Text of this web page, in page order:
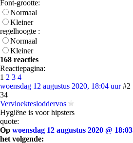
Font-grootte:
Normaal
Kleiner
regelhoogte :
Normaal
Kleiner
168 reacties
Reactiepagina:
1 2 3 4
woensdag 12 augustus 2020, 18:04 uur #2
34
Vervloektesloddervos
Hygiëne is voor hipsters
quote:
Op woensdag 12 augustus 2020 @ 18:03
het volgende: